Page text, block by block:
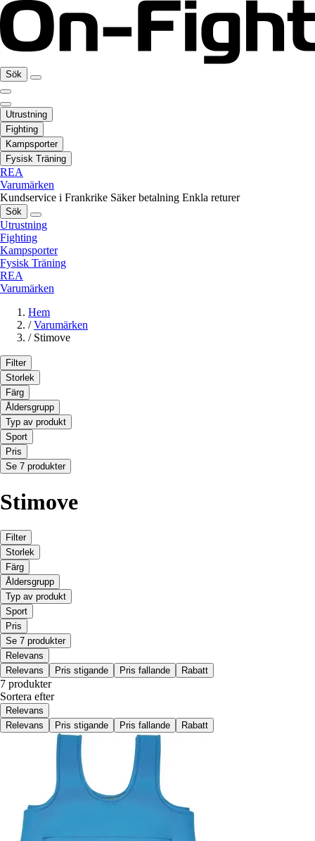
Sök
Utrustning
Fighting
Kampsporter
Fysisk Träning
REA
Varumärken
Kundservice i Frankrike Säker betalning Enkla returer
Sök
Utrustning
Fighting
Kampsporter
Fysisk Träning
REA
Varumärken
Hem
/ Varumärken
/ Stimove
Filter
Storlek
Färg
Åldersgrupp
Typ av produkt
Sport
Pris
Se 7 produkter
Stimove
Filter
Storlek
Färg
Åldersgrupp
Typ av produkt
Sport
Pris
Se 7 produkter
Relevans
Relevans
Pris stigande Pris fallande Rabatt
7 produkter
Sortera efter
Relevans
Relevans
Pris stigande Pris fallande Rabatt